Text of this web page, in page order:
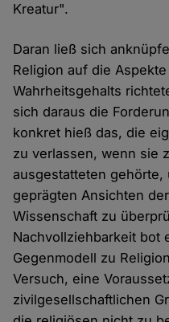
Kreatur".
Daran ließ sich
Religion auf die
Wahrheitsgehalts
sich daraus die
konkret hieß das, die
zu verlassen, wenn sie
ausgestatteten
geprägten Ansichten
Wissenschaft zu
Nachvollziehbarkeit bot
Gegenmodell zu
Versuch, eine
zivilgesellschaftlichen